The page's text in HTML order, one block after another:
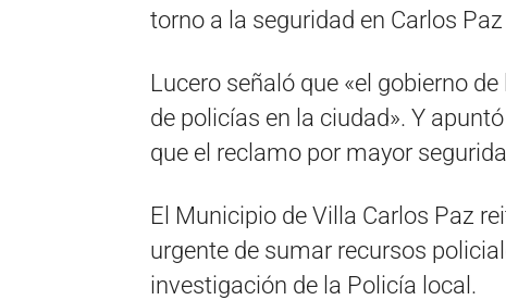
torno a la seguridad en Carlos
Lucero señaló que «el gobierno
de policías en la ciudad». Y
que el reclamo por mayor
El Municipio de Villa Carlos Paz
urgente de sumar recursos
investigación de la Policía local.